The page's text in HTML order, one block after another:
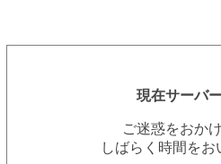
現在サーバ
ご迷惑をおか
しばらく時間を